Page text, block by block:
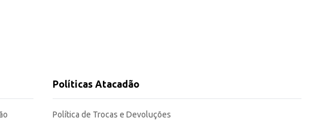
Políticas Atacadão
Política de Trocas e Devoluções